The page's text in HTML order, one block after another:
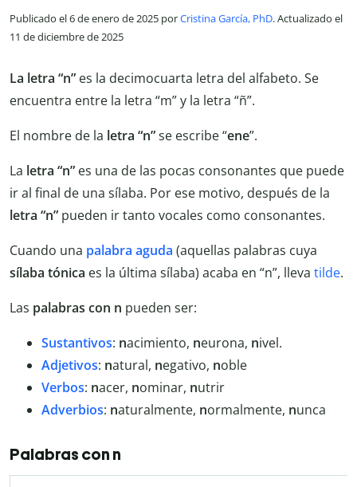
Publicado el 6 de enero de 2025 porCristina García, PhD. Actualizado el
11 de diciembre de 2025
La letra “n” es la decimocuarta letra del alfabeto. Se
encuentra entre la letra “m” y la letra “ñ”.
El nombre de la letra “n”se escribe “ene”.
La letra “n” es una de las pocas consonantes que puede
ir al final de una sílaba. Por ese motivo, después de la
letra “n” pueden ir tanto vocales como consonantes.
Cuando una palabra aguda (aquellas palabras cuya
sílaba tónica es la última sílaba) acaba en “n”, lleva tilde.
Las palabras con n pueden ser:
Sustantivos: nacimiento, neurona, nivel.
Adjetivos: natural, negativo, noble
Verbos: nacer, nominar, nutrir
Adverbios: naturalmente, normalmente, nunca
Palabras con n